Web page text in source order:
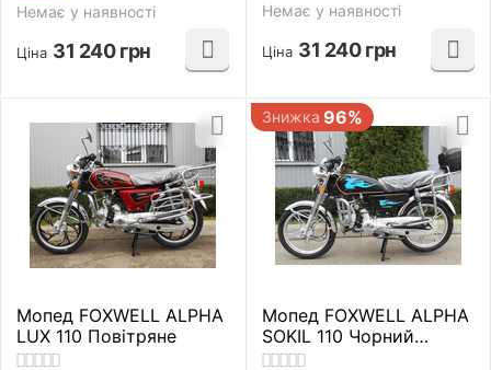
Немає у наявності
Ціна 31 240 грн
Немає у наявності
Ціна 31 240 грн
Мопед FOXWELL ALPHA
LUX 110 Повітряне
Знижка 96%
Мопед FOXWELL ALPHA
SOKIL 110 Чорний
Повітряне